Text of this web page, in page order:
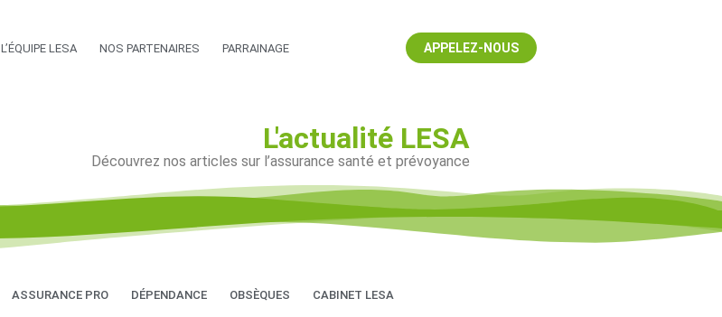
L’ÉQUIPE LESA NOS PARTENAIRES PARRAINAGE APPELEZ-NOUS
L'actualité LESA
Découvrez nos articles sur l’assurance santé et prévoyance
ASSURANCE PRO DÉPENDANCE OBSÈQUES CABINET LESA